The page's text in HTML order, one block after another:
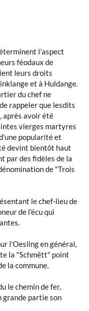
l'aspect
féodaux de
leurs droits
et à Huldange.
du chef ne
rappeler que lesdits
après avoir été
vierges martyres
popularité et
devint bientôt haut
par des fidèles de la
de "Trois
le chef-lieu de
de l'écu qui
l'Oesling en général,
la "Schmëtt" point
la commune.
le chemin de fer,
grande partie son